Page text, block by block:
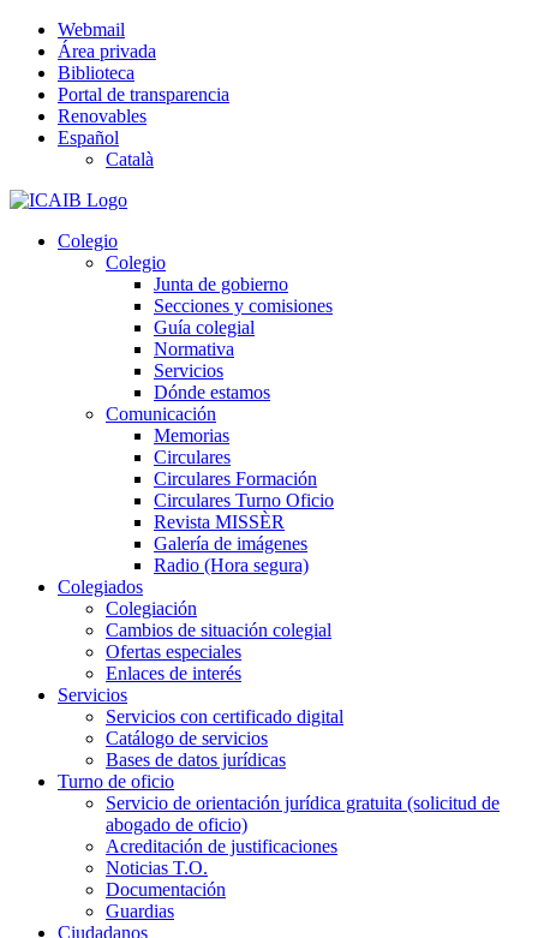
Saltar
contenido
Webmail
Área privada
Biblioteca
Portal de transparencia
Renovables
Español
Català
Colegio
Colegio
Junta de gobierno
Secciones y comisiones
Guía colegial
Normativa
Servicios
Dónde estamos
Comunicación
Memorias
Circulares
Circulares Formación
Circulares Turno Oficio
Revista MISSÈR
Galería de imágenes
Radio (Hora segura)
Colegiados
Colegiación
Cambios de situación colegial
Ofertas especiales
Enlaces de interés
Servicios
Servicios con certificado digital
Catálogo de servicios
Bases de datos jurídicas
Turno de oficio
Servicio de orientación jurídica gratuita (solicitud de
abogado de oficio)
Acreditación de justificaciones
Noticias T.O.
Documentación
Guardias
Ciudadanos